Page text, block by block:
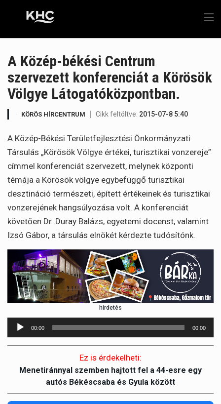
A Közép-békési Centrum
szervezett konferenciát a Körösök
Völgye Látogatóközpontban.
KÖRÖS HÍRCENTRUM Cikk feltöltve: 2015-07-8 5:40
A Közép-Békési Területfejlesztési Önkormányzati
Társulás „Körösök Völgye értékei, turisztikai vonzereje”
címmel konferenciát szervezett, melynek központi
témája a Körösök völgye egybefüggő turisztikai
desztináció természeti, épített értékeinek és turisztikai
vonzerejének hangsúlyozása volt. A konferenciát
követően Dr. Duray Balázs, egyetemi docenst, valamint
Izsó Gábor, a társulás elnökét kérdezte tudósítónk.
hirdetés
Audió
00:00 00:00
Ez is érdekelheti:
Menetiránnyal szemben hajtott fel a 44-esre egy
autós Békéscsaba és Gyula között